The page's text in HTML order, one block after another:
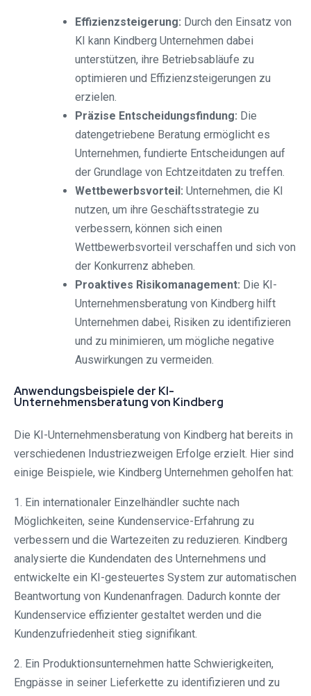
Effizienzsteigerung: Durch den Einsatz von
KI kann Kindberg Unternehmen dabei
unterstützen, ihre Betriebsabläufe zu
optimieren und Effizienzsteigerungen zu
erzielen.
Präzise Entscheidungsfindung: Die
datengetriebene Beratung ermöglicht es
Unternehmen, fundierte Entscheidungen auf
der Grundlage von Echtzeitdaten zu treffen.
Wettbewerbsvorteil: Unternehmen, die KI
nutzen, um ihre Geschäftsstrategie zu
verbessern, können sich einen
Wettbewerbsvorteil verschaffen und sich von
der Konkurrenz abheben.
Proaktives Risikomanagement: Die KI-
Unternehmensberatung von Kindberg hilft
Unternehmen dabei, Risiken zu identifizieren
und zu minimieren, um mögliche negative
Auswirkungen zu vermeiden.
Anwendungsbeispiele der KI-
Unternehmensberatung von Kindberg
Die KI-Unternehmensberatung von Kindberg hat bereits in
verschiedenen Industriezweigen Erfolge erzielt. Hier sind
einige Beispiele, wie Kindberg Unternehmen geholfen hat:
1. Ein internationaler Einzelhändler suchte nach
Möglichkeiten, seine Kundenservice-Erfahrung zu
verbessern und die Wartezeiten zu reduzieren. Kindberg
analysierte die Kundendaten des Unternehmens und
entwickelte ein KI-gesteuertes System zur automatischen
Beantwortung von Kundenanfragen. Dadurch konnte der
Kundenservice effizienter gestaltet werden und die
Kundenzufriedenheit stieg signifikant.
2. Ein Produktionsunternehmen hatte Schwierigkeiten,
Engpässe in seiner Lieferkette zu identifizieren und zu